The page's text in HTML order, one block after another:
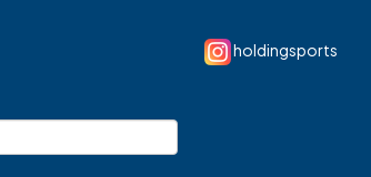
holdingsports